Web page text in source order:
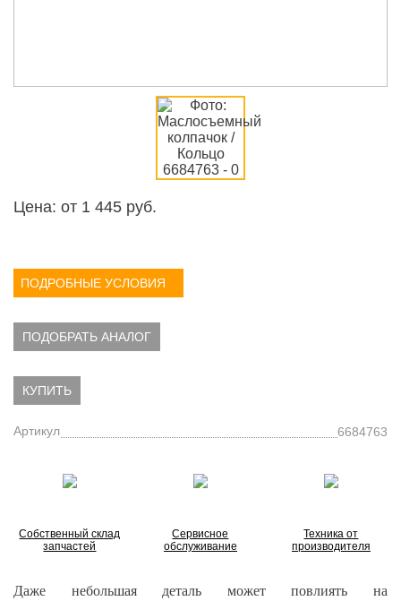
Цена: от 1 445 руб.
ПОДРОБНЫЕ УСЛОВИЯ
ПОДОБРАТЬ АНАЛОГ
КУПИТЬ
Артикул 6684763
Собственный склад
запчастей
Сервисное
обслуживание
Техника от
производителя
Даже небольшая деталь может повлиять на